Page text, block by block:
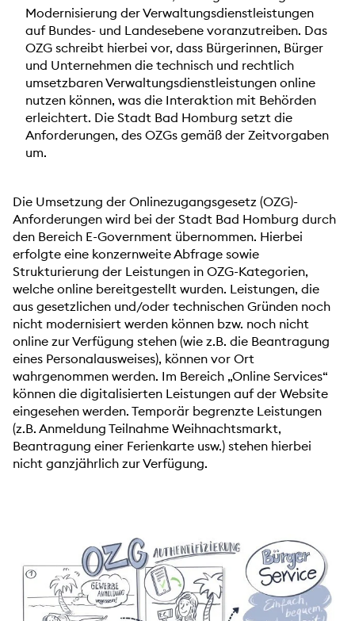
Modernisierung der Verwaltungsdienstleistungen
auf Bundes- und Landesebene voranzutreiben. Das
OZG schreibt hierbei vor, dass Bürgerinnen, Bürger
und Unternehmen die technisch und rechtlich
umsetzbaren Verwaltungsdienstleistungen online
nutzen können, was die Interaktion mit Behörden
erleichtert. Die Stadt Bad Homburg setzt die
Anforderungen, des OZGs gemäß der Zeitvorgaben
um.
Die Umsetzung der Onlinezugangsgesetz (OZG)-
Anforderungen wird bei der Stadt Bad Homburg durch
den Bereich E-Government übernommen. Hierbei
erfolgte eine konzernweite Abfrage sowie
Strukturierung der Leistungen in OZG-Kategorien,
welche online bereitgestellt wurden. Leistungen, die
aus gesetzlichen und/oder technischen Gründen noch
nicht modernisiert werden können bzw. noch nicht
online zur Verfügung stehen (wie z.B. die Beantragung
eines Personalausweises), können vor Ort
wahrgenommen werden. Im Bereich „Online Services“
können die digitalisierten Leistungen auf der Website
eingesehen werden. Temporär begrenzte Leistungen
(z.B. Anmeldung Teilnahme Weihnachtsmarkt,
Beantragung einer Ferienkarte usw.) stehen hierbei
nicht ganzjährlich zur Verfügung.